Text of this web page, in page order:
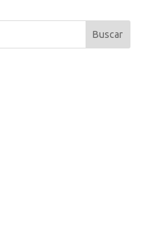
Buscar